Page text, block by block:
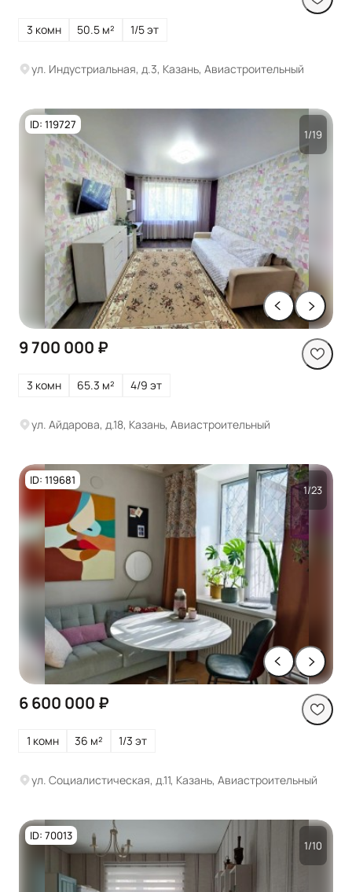
3 комн 50.5 м² 1/5 эт
ул. Индустриальная, д.3, Казань, Авиастроительный
ID: 119727
1/19
9 700 000 ₽
3 комн 65.3 м² 4/9 эт
ул. Айдарова, д.18, Казань, Авиастроительный
ID: 119681
1/23
6 600 000 ₽
1 комн 36 м² 1/3 эт
ул. Социалистическая, д.11, Казань, Авиастроительный
ID: 70013
1/10